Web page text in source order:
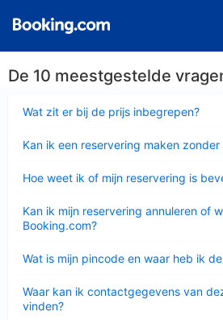
De 10 meestgestelde
Wat zit er bij de prijs inbegrepen?
Kan ik een reservering maken
Hoe weet ik of mijn reservering is
Kan ik mijn reservering annuleren of
Booking.com?
Wat is mijn pincode en waar heb ik
Waar kan ik contactgegevens van
vinden?